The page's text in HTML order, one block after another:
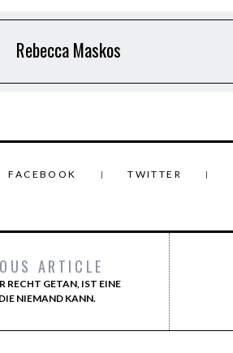
Rebecca Maskos
FACEBOOK TWITTER
ARTICLE
RECHT GETAN, IST EINE
NIEMAND KANN.